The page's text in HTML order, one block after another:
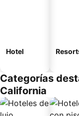
Hotel
Categorías
California